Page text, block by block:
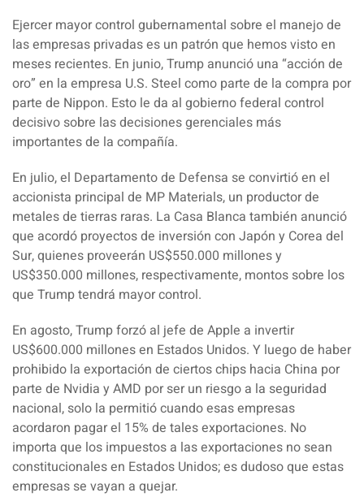
Ejercer mayor control gubernamental sobre el manejo de
las empresas privadas es un patrón que hemos visto en
meses recientes. En junio, Trump anunció una “acción de
oro” en la empresa U.S. Steel como parte de la compra por
parte de Nippon. Esto le da al gobierno federal control
decisivo sobre las decisiones gerenciales más
importantes de la compañía.
En julio, el Departamento de Defensa se convirtió en el
accionista principal de MP Materials, un productor de
metales de tierras raras. La Casa Blanca también anunció
que acordó proyectos de inversión con Japón y Corea del
Sur, quienes proveerán US$550.000 millones y
US$350.000 millones, respectivamente, montos sobre los
que Trump tendrá mayor control.
En agosto, Trump forzó al jefe de Apple a invertir
US$600.000 millones en Estados Unidos. Y luego de haber
prohibido la exportación de ciertos chips hacia China por
parte de Nvidia y AMD por ser un riesgo a la seguridad
nacional, solo la permitió cuando esas empresas
acordaron pagar el 15% de tales exportaciones. No
importa que los impuestos a las exportaciones no sean
constitucionales en Estados Unidos; es dudoso que estas
empresas se vayan a quejar.